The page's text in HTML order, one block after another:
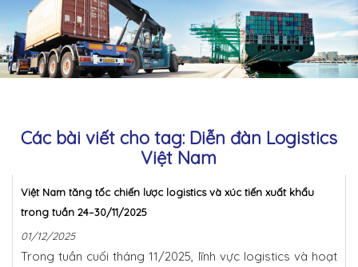
< >
Các bài viết cho tag: Diễn đàn Logistics
Việt Nam
Việt Nam tăng tốc chiến lược logistics và xúc tiến xuất khẩu
trong tuần 24–30/11/2025
01/12/2025
Trong tuần cuối tháng 11/2025, lĩnh vực logistics và hoạt